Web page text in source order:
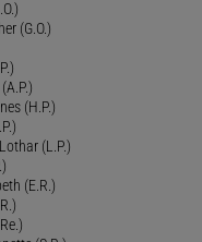
(G.O.)
(H.P.)
(L.P.)
(E.R.)